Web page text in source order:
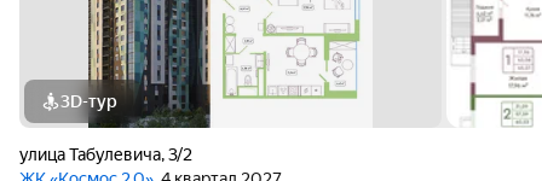
3D-тур
улица Табулевича,3/2